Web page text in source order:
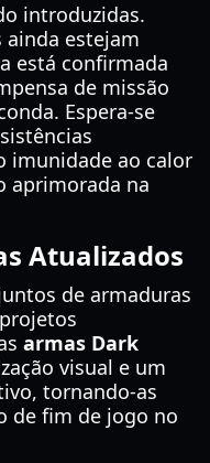
introduzidas.
ainda estejam
está confirmada
de missão
Espera-se
imunidade ao calor
aprimorada na
Atualizados
de armaduras
armas Dark
visual e um
tornando-as
de fim de jogo no